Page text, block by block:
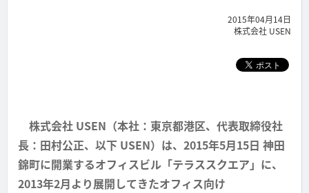
2015年04月14日
株式会社 USEN
株式会社 USEN（本社：東京都港区、代表取締役社
長：田村公正、以下 USEN）は、2015年5月15日 神田
錦町に開業するオフィスビル「テラススクエア」に、
2013年2月より展開してきたオフィス向け